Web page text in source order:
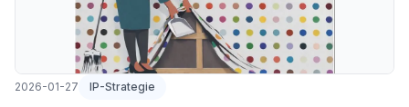
2026-01-27 IP-Strategie